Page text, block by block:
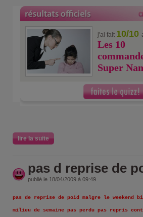
j'ai fait 10/10
Les 10
Super
lire la suite
pas d reprise de
publié le 18/04/2009 à 09:49
pas de reprise de poid malgre le weekend
milieu de semaine pas perdu pas repris